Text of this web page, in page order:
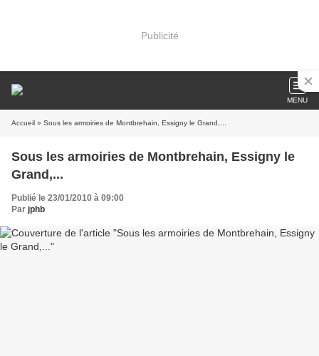
Publicité
MENU
Accueil » Sous les armoiries de Montbrehain, Essigny le Grand,...
Sous les armoiries de Montbrehain, Essigny le
Grand,...
Publié le 23/01/2010 à 09:00
Par jphb